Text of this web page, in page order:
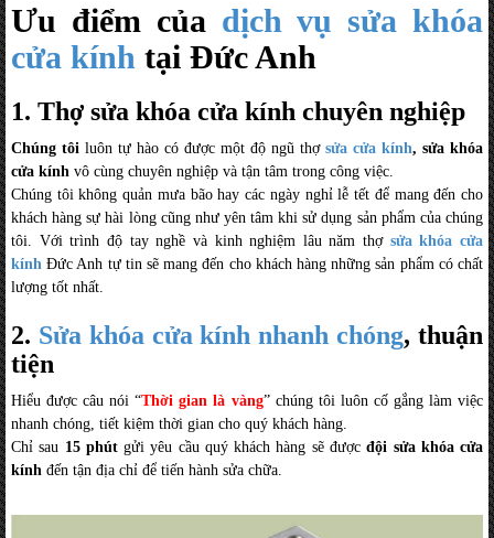
Ưu điểm của dịch vụ sửa khóa
cửa kính tại Đức Anh
1. Thợ sửa khóa cửa kính chuyên nghiệp
Chúng tôi luôn tự hào có được một độ ngũ thợ sửa cửa kính, sửa khóa
cửa kính vô cùng chuyên nghiệp và tận tâm trong công việc.
Chúng tôi không quản mưa bão hay các ngày nghỉ lễ tết để mang đến cho
khách hàng sự hài lòng cũng như yên tâm khi sử dụng sản phẩm của chúng
tôi. Với trình độ tay nghề và kinh nghiệm lâu năm thợ sửa khóa cửa
kính Đức Anh tự tin sẽ mang đến cho khách hàng những sản phẩm có chất
lượng tốt nhất.
2. Sửa khóa cửa kính nhanh chóng, thuận
tiện
Hiểu được câu nói “Thời gian là vàng” chúng tôi luôn cố gắng làm việc
nhanh chóng, tiết kiệm thời gian cho quý khách hàng.
Chỉ sau 15 phútgửi yêu cầu quý khách hàng sẽ đượcđội sửa khóa cửa
kính đến tận địa chỉ để tiến hành sửa chữa.